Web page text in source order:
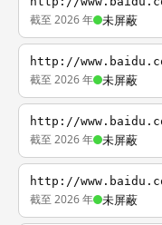
截至 2026 年 未屏蔽
http://
截至 2026 年 未屏蔽
http://
截至 2026 年 未屏蔽
http://
截至 2026 年 未屏蔽